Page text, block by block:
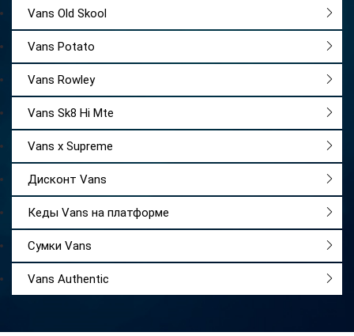
Vans Old Skool
Vans Potato
Vans Rowley
Vans Sk8 Hi Mte
Vans x Supreme
Дисконт Vans
Кеды Vans на платформе
Сумки Vans
Vans Authentic